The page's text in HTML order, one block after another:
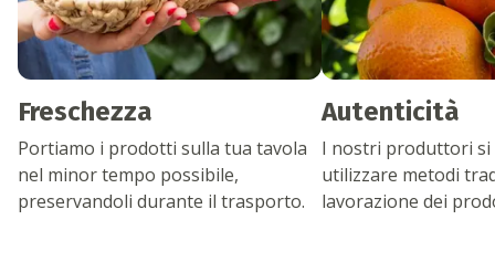
Freschezza
Portiamo i prodotti sulla tua tavola
nel minor tempo possibile,
preservandoli durante il trasporto.
Autenticità
I nostri produttori si
utilizzare metodi
lavorazione dei